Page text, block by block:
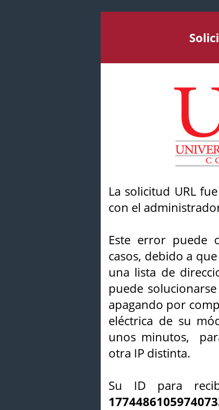
La solicitud URL
con el
Este error puede
casos, debido a
una lista de
puede
apagando por
eléctrica de su
unos minutos,
otra IP distinta.
Su ID para